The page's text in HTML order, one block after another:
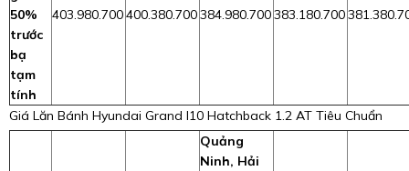
50%
trước
bạ
tạm
tính
403.980.700400.380.700384.980.700383.180.700
Giá Lăn Bánh Hyundai Grand I10 Hatchback 1.2 AT Tiêu Chuẩn
Quảng
Ninh, Hải